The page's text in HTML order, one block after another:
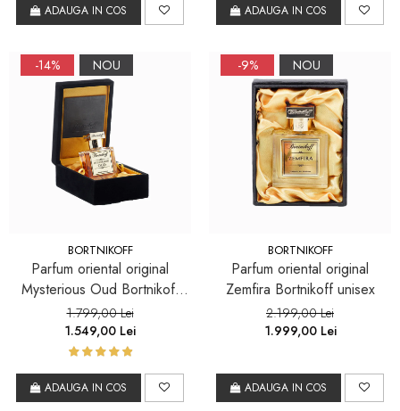
ADAUGA IN COS ADAUGA IN COS
-14% NOU
BORTNIKOFF
Parfum oriental original
Mysterious Oud Bortnikoff
unisex
1.799,00 Lei
1.549,00 Lei
ADAUGA IN COS
-9% NOU
BORTNIKOFF
Parfum oriental original
Zemfira Bortnikoff unisex
2.199,00 Lei
1.999,00 Lei
ADAUGA IN COS